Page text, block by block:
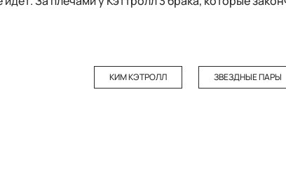
КИМ КЭТРОЛЛ ЗВЕЗДНЫЕ ПАРЫ